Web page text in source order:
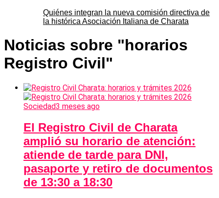
Quiénes integran la nueva comisión directiva de
la histórica Asociación Italiana de Charata
Noticias sobre "horarios
Registro Civil"
Sociedad3 meses ago
El Registro Civil de Charata
amplió su horario de atención:
atiende de tarde para DNI,
pasaporte y retiro de documentos
de 13:30 a 18:30